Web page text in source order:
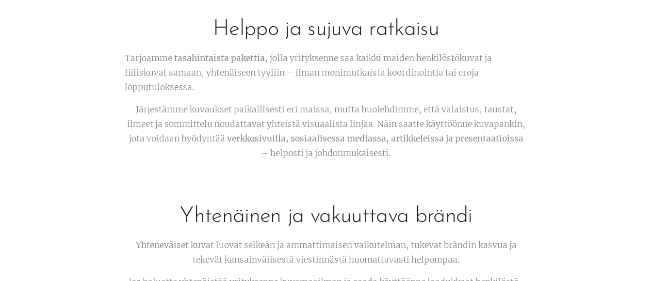
Helppo ja sujuva ratkaisu
Tarjoammetasahintaista pakettia, jolla yrityksenne saa kaikki maiden henkilöstökuvat ja
fiiliskuvat samaan, yhtenäiseen tyyliin – ilman monimutkaista koordinointia tai eroja
lopputuloksessa.
Järjestämme kuvaukset paikallisesti eri maissa, mutta huolehdimme, että valaistus, taustat,
ilmeet ja sommittelu noudattavat yhteistä visuaalista linjaa. Näin saatte käyttöönne kuvapankin,
jota voidaan hyödyntää verkkosivuilla, sosiaalisessa mediassa, artikkeleissa ja presentaatioissa
– helposti ja johdonmukaisesti.
Yhtenäinen ja vakuuttava brändi
Yhteneväiset kuvat luovat selkeän ja ammattimaisen vaikutelman, tukevat brändin kasvua ja
tekevät kansainvälisestä viestinnästä huomattavasti helpompaa.